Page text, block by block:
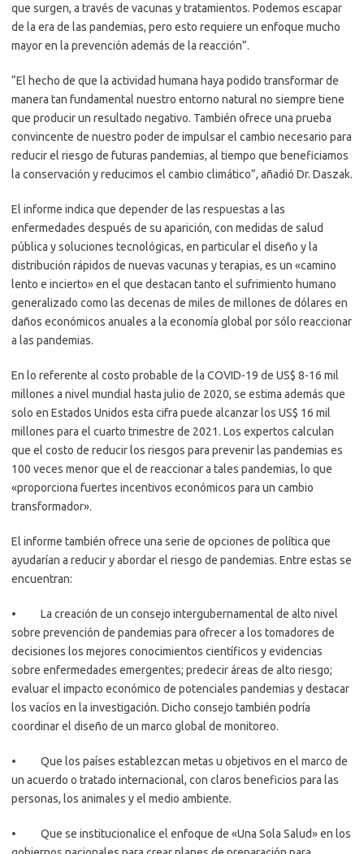
que surgen, a través de vacunas y tratamientos. Podemos escapar
de la era de las pandemias, pero esto requiere un enfoque mucho
mayor en la prevención además de la reacción”.
“El hecho de que la actividad humana haya podido transformar de
manera tan fundamental nuestro entorno natural no siempre tiene
que producir un resultado negativo. También ofrece una prueba
convincente de nuestro poder de impulsar el cambio necesario para
reducir el riesgo de futuras pandemias, al tiempo que beneficiamos
la conservación y reducimos el cambio climático”, añadió Dr. Daszak.
El informe indica que depender de las respuestas a las
enfermedades después de su aparición, con medidas de salud
pública y soluciones tecnológicas, en particular el diseño y la
distribución rápidos de nuevas vacunas y terapias, es un «camino
lento e incierto» en el que destacan tanto el sufrimiento humano
generalizado como las decenas de miles de millones de dólares en
daños económicos anuales a la economía global por sólo reaccionar
a las pandemias.
En lo referente al costo probable de la COVID-19 de US$ 8-16 mil
millones a nivel mundial hasta julio de 2020, se estima además que
solo en Estados Unidos esta cifra puede alcanzar los US$ 16 mil
millones para el cuarto trimestre de 2021. Los expertos calculan
que el costo de reducir los riesgos para prevenir las pandemias es
100 veces menor que el de reaccionar a tales pandemias, lo que
«proporciona fuertes incentivos económicos para un cambio
transformador».
El informe también ofrece una serie de opciones de política que
ayudarían a reducir y abordar el riesgo de pandemias. Entre estas se
encuentran:
• La creación de un consejo intergubernamental de alto nivel
sobre prevención de pandemias para ofrecer a los tomadores de
decisiones los mejores conocimientos científicos y evidencias
sobre enfermedades emergentes; predecir áreas de alto riesgo;
evaluar el impacto económico de potenciales pandemias y destacar
los vacíos en la investigación. Dicho consejo también podría
coordinar el diseño de un marco global de monitoreo.
• Que los países establezcan metas u objetivos en el marco de
un acuerdo o tratado internacional, con claros beneficios para las
personas, los animales y el medio ambiente.
• Que se institucionalice el enfoque de «Una Sola Salud» en los